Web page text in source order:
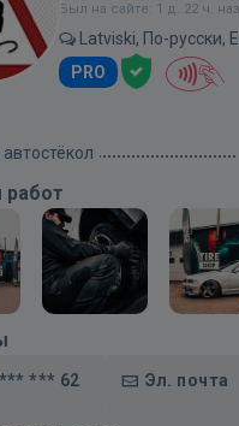
Был на сайте: 1 д. 22 ч.
Latviski, По-русски,
PRO
*** 62 Эл. почта